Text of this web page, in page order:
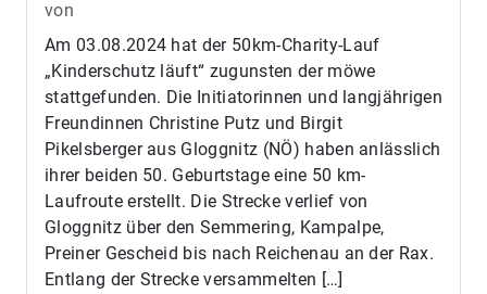
von
Am 03.08.2024 hat der 50km-Charity-Lauf
„Kinderschutz läuft“ zugunsten der möwe
stattgefunden. Die Initiatorinnen und langjährigen
Freundinnen Christine Putz und Birgit
Pikelsberger aus Gloggnitz (NÖ) haben anlässlich
ihrer beiden 50. Geburtstage eine 50 km-
Laufroute erstellt. Die Strecke verlief von
Gloggnitz über den Semmering, Kampalpe,
Preiner Gescheid bis nach Reichenau an der Rax.
Entlang der Strecke versammelten […]